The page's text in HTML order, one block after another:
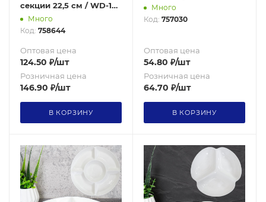
секции 22,5 см / WD-12 /
уп 28/
Много
Код: 758644
Оптовая цена
124.50 ₽/шт
Розничная цена
146.90 ₽/шт
В КОРЗИНУ
Много
Код: 757030
Оптовая цена
54.80 ₽/шт
Розничная цена
64.70 ₽/шт
В КОРЗИНУ